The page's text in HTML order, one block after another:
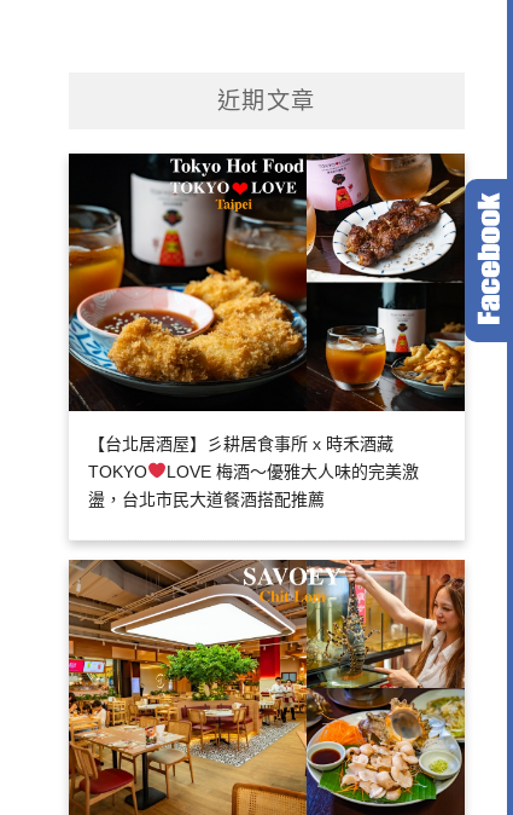
近期文章
【台北居酒屋】彡耕居食事所 x 時禾酒藏
TOKYO
LOVE 梅酒～優雅大人味的完美激
盪，台北市民大道餐酒搭配推薦